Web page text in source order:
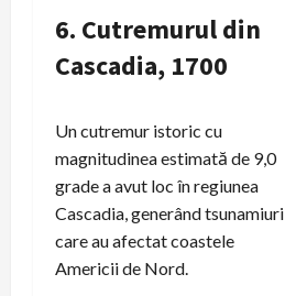
6. Cutremurul din
Cascadia, 1700
Un cutremur istoric cu
magnitudinea estimată de 9,0
grade a avut loc în regiunea
Cascadia, generând tsunamiuri
care au afectat coastele
Americii de Nord.